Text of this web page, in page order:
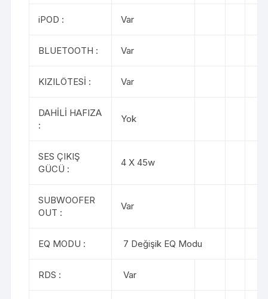
iPOD : Var
BLUETOOTH : Var
KIZILÖTESİ : Var
DAHİLİ HAFIZA
:
Yok
SES ÇIKIŞ
GÜCÜ :
4 X 45w
SUBWOOFER
OUT :
Var
EQ MODU : 7 Değişik EQ Modu
RDS : Var